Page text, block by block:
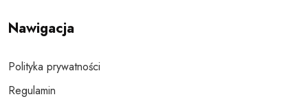
Nawigacja
Polityka prywatności
Regulamin